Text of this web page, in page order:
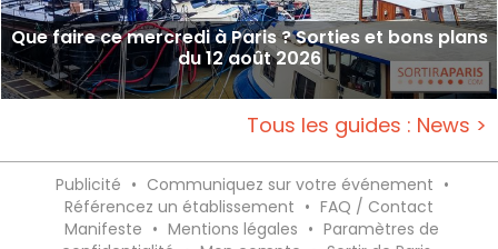
Que faire ce mercredi à Paris ? Sorties et bons plans
du 12 août 2026
Tous les guides : News >
Publicité • Communiquez sur votre événement •
Référencez un établissement • FAQ / Contact
Manifeste • Mentions légales • Paramètres de